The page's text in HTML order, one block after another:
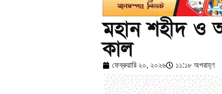
মহান শহীদ ও
কাল
ফেব্রুয়ারি ২০, ২০২৬ ১১:১৮ অপরাহ্ণ